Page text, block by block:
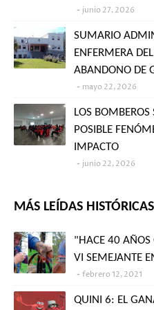
junio 27, 2026
SUMARIO
ENFERMERA
ABANDONO DE
mayo 22, 2026
LOS BOMBEROS
POSIBLE
IMPACTO
junio 22, 2026
MÁS LEÍDAS
"HACE 40 AÑOS
VI SEMEJANTE
febrero 12, 2021
QUINI 6: EL